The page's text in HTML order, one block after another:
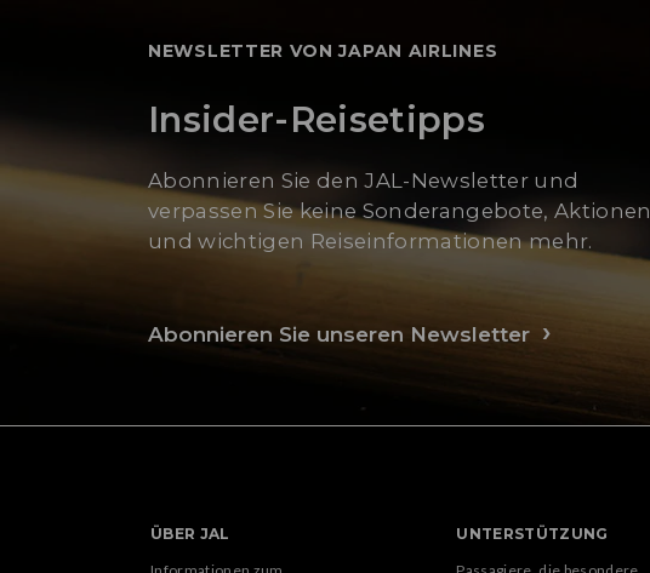
NEWSLETTER VON JAPAN AIRLINES
Insider-Reisetipps
Abonnieren Sie den JAL-Newsletter und
verpassen Sie keine Sonderangebote, Aktionen
und wichtigen Reiseinformationen mehr.
Abonnieren Sie unseren Newsletter
ÜBER JAL
UNTERSTÜTZUNG